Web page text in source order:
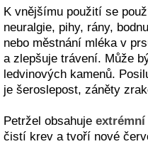
K vnějšímu použití se
neuralgie, pihy, rány,
nebo městnání mléka v
a zlepšuje trávení. Může
ledvinových kamenů.
je šeroslepost, záněty
Petržel obsahuje
čistí krev a tvoří nové